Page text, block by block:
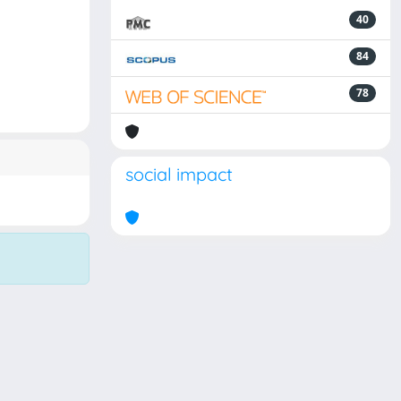
40
84
78
social impact